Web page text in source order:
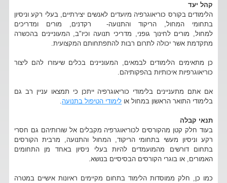
קהל יעד
הלימודים בקורס כוריאוגרפיה מיועדים לאנשים יצירתיים, בעלי רקע וניסיון
בתחומי המחול, הריקוד והתנועה- רקדנים, מורים ומדריכים
למחול, מורים לחינוך גופני, מדריכי תנועה וכיו"ב, המעוניינים בהכשרה
מתקדמת אשר יכולה לתרום רבות להתפתחותם המקצועית.
כן מתאימים הלימודים לבמאים, המעוניינים בכלים שיעזרו להם ליצור
כוריאוגרפיות איכותיות בהפקותיהם.
אם אתם מתעניינים בלימודי כוריאוגרפיה ייתכן כי תמצאו עניין רב גם
בלימודי התואר הראשון במחול או לימודי הטיפול בתנועה
תנאי קבלה
בעוד חלק קטן מהקורסים לכוריאוגרפיה מקבלים אל שורותיהם גם חסרי
רקע וניסיון מעשי בתחומי הריקוד, המחול והתנועה, מרבית הקורסים
בתחום דורשים מהמועמדים להיות בעלי ניסיון באחד מן התחומים
האמורים, או בוגרי הקורסים הבסיסיים בנושא.
כמו כן, חלק ממוסדות הלימוד בתחום מקיימים ראיונות אישיים במטרה